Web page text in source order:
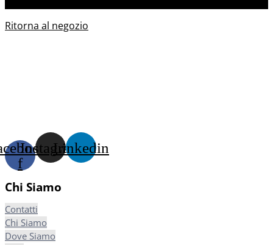
Ritorna al negozio
f
InstagramLinkedin
Chi Siamo
Contatti
Chi Siamo
Dove Siamo